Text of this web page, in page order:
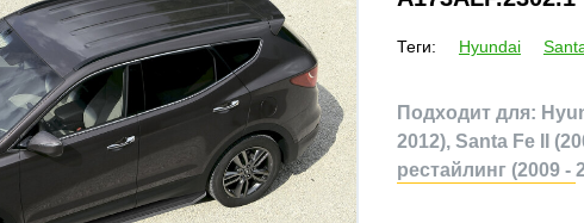
Теги: Hyundai
Подходит для:
2012), Santa Fe II
рестайлинг (2009 -